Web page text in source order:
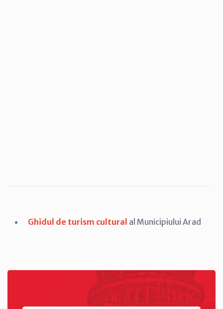
Ghidul de turism cultural al Municipiului Arad